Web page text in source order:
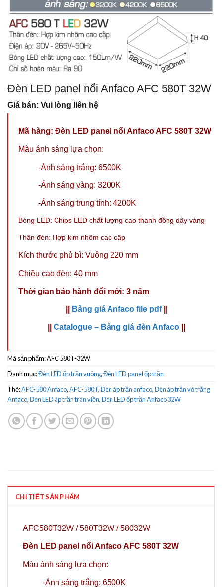
Đèn LED panel nổi Anfaco AFC 580T 32W
Giá bán: Vui lòng liên hệ
Mã hàng: Đèn LED panel nổi Anfaco AFC 580T 32W
Màu ánh sáng lựa chọn:
-Ánh sáng trắng: 6500K
-Ánh sáng vàng: 3200K
-Ánh sáng trung tính: 4200K
Bóng LED: Chips LED chất lượng cao thanh đồng dây vàng
Thân đèn: Hợp kim nhôm cao cấp
Kích thước phủ bì: Vuông 220 mm
Chiều cao đèn: 40 mm
Thời gian bảo hành đổi mới: 3 năm
Bảng giá Anfaco file pdf
Catalogue – Bảng giá đèn Anfaco
Mã sản phẩm:AFC 580T-32W
Danh mục:Đèn LED ốp trần vuông,Đèn LED panel ốp trần
Thẻ:AFC-580 Anfaco,AFC-580T,Đèn áp trần anfaco,Đèn áp trần vỏ trắng
Anfaco,Đèn LED áp trần tràn viền,Đèn LED ốp trần Anfaco 32W
CHI TIẾT SẢN PHẨM
AFC580T32W / 580T32W / 58032W
Đèn LED panel nổi Anfaco AFC 580T 32W
Màu ánh sáng lựa chọn:
-Ánh sáng trắng: 6500K